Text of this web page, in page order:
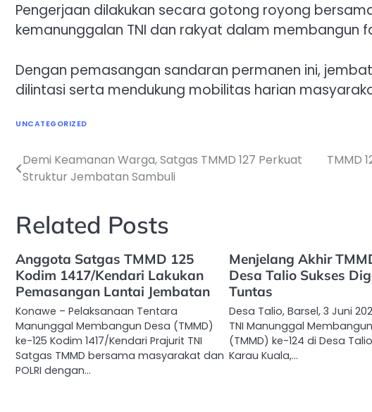
Pengerjaan dilakukan secara gotong royong
kemanunggalan TNI dan rakyat dalam membangun
Dengan pemasangan sandaran permanen ini,
dilintasi serta mendukung mobilitas harian
UNCATEGORIZED
Navigasi
Demi Keamanan Warga, Satgas TMMD 127 Perkuat
Struktur Jembatan Sambuli
TMMD
Related Posts
Anggota Satgas TMMD 125
Kodim 1417/Kendari Lakukan
Pemasangan Lantai Jembatan
Konawe – Pelaksanaan Tentara
Manunggal Membangun Desa (TMMD)
ke-125 Kodim 1417/Kendari Prajurit TNI
Satgas TMMD bersama masyarakat dan
POLRI dengan…
Menjelang Akhir
Desa Talio Sukses
Tuntas
Desa Talio, Barsel, 3 Juni
TNI Manunggal
(TMMD) ke-124 di Desa
Karau Kuala,…